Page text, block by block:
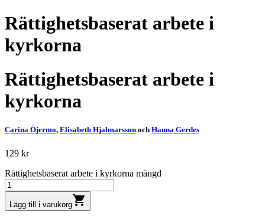
Rättighetsbaserat arbete i
kyrkorna
Rättighetsbaserat arbete i
kyrkorna
Carina Öjermo, Elisabeth Hjalmarsson och Hanna Gerdes
129 kr
Rättighetsbaserat arbete i kyrkorna mängd
Lägg till i varukorgshopping_cart